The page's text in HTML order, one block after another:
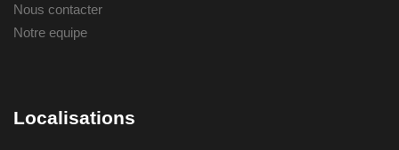
Nous contacter
Notre equipe
Localisations